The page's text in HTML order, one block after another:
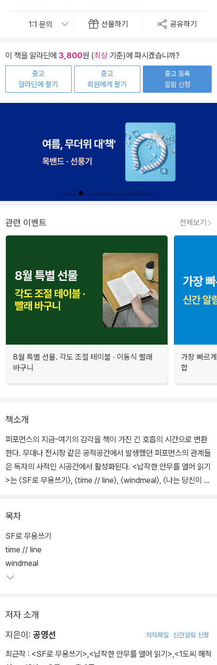
선물하기 공유하기
이 책을 알라딘에 3,800원 (최상기준)에 파시겠습니까?
중고
알라딘에 팔기
중고
회원에게 팔기
중고 등록
알림 신청
관련 이벤트 전체보기
8월 특별 선물. 각도 조절 테이블 · 이동식 빨래
바구니
가장 빠르
합
책소개
퍼포먼스의 지금-여기의 감각을 책이 가진 긴 호흡의 시간으로 변환
한다. 무대나 전시장 같은 공적공간에서 발생했던 퍼포먼스의 관계들
은 독자의 사적인 시공간에서 활성화된다. <납작한 안무를 열어 읽기
>는 〈SF로 무용쓰기〉, 〈time // line〉, 〈windmeal〉, 〈나는 당신이 이
책의 저자인 안무가 공영선, 나연우, 바리나모, 장혜진은 각각 지나간
공연의 잔여들을 현재에 적극적으로 연루시키기 위해, 극장의 부피를
가지고 있던 것들을 작은 종이에 집어넣었다. 손에 꼭 쥘 수 있는 책은
읽기를 수행하는 시간과 공간의 지형도를 변화시키며 다각화한다. 이
납작함 안에는 그다지 납작하지 않은 부피의 것들이 네 개 담겨 있다.
목차
SF로 무용쓰기
time // line
windmeal
저자 소개
지은이: 공영선 저자파일 신간알림 신청
최근작 : <SF로 무용쓰기>,<납작한 안무를 열어 읽기>,<1도씨 해적